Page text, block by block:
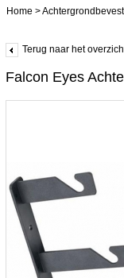
Home >
Terug naar het
Falcon Eyes